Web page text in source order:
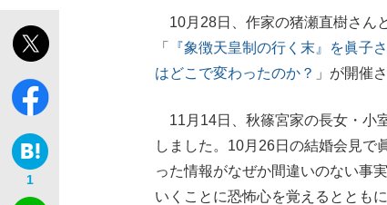
1
10月28日、作家の猪瀬直樹さん
「
『象徴天皇制の行く末』を眞
はどこで変わったのか？ 」が開催
11月14日、秋篠宮家の長女・小
しました。10月26日の結婚会見で
った情報がなぜか間違いのない事
いくことに恐怖心を覚えるととも